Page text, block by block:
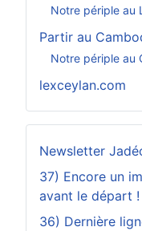
Notre périple au
Partir au
Notre périple au
lexceylan.com
Newsletter
37) Encore un
avant le départ !
36) Dernière